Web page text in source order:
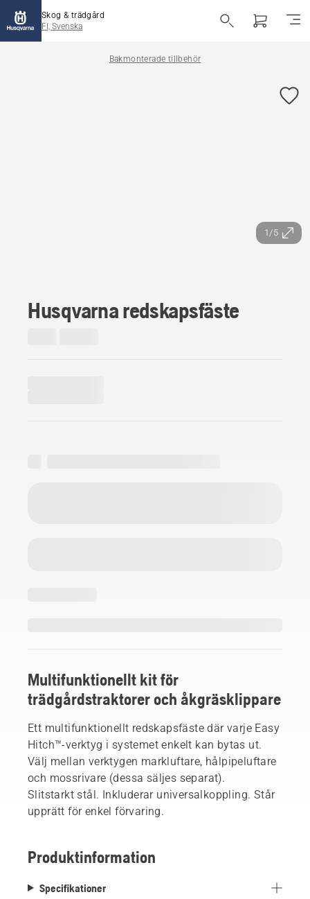
Skog & trädgård
FI, Svenska
Bakmonterade tillbehör
1/5
Husqvarna redskapsfäste
Multifunktionellt kit för
trädgårdstraktorer och åkgräsklippare
Ett multifunktionellt redskapsfäste där varje Easy
Hitch™-verktyg i systemet enkelt kan bytas ut.
Välj mellan verktygen markluftare, hålpipeluftare
och mossrivare (dessa säljes separat).
Slitstarkt stål. Inkluderar universalkoppling. Står
upprätt för enkel förvaring.
Produktinformation
Specifikationer